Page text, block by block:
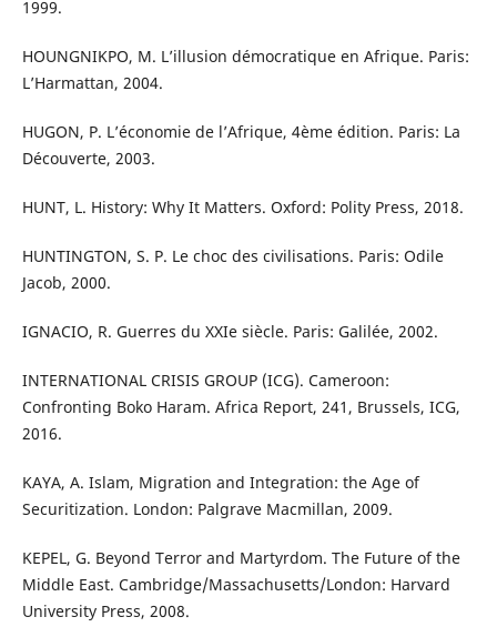
1999.
HOUNGNIKPO, M. L’illusion démocratique en Afrique. Paris:
L’Harmattan, 2004.
HUGON, P. L’économie de l’Afrique, 4ème édition. Paris: La
Découverte, 2003.
HUNT, L. History: Why It Matters. Oxford: Polity Press, 2018.
HUNTINGTON, S. P. Le choc des civilisations. Paris: Odile
Jacob, 2000.
IGNACIO, R. Guerres du XXIe siècle. Paris: Galilée, 2002.
INTERNATIONAL CRISIS GROUP (ICG). Cameroon:
Confronting Boko Haram. Africa Report, 241, Brussels, ICG,
2016.
KAYA, A. Islam, Migration and Integration: the Age of
Securitization. London: Palgrave Macmillan, 2009.
KEPEL, G. Beyond Terror and Martyrdom. The Future of the
Middle East. Cambridge/Massachusetts/London: Harvard
University Press, 2008.